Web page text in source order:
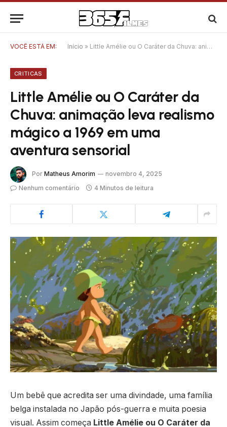
VOCÊ ESTÁ EM: Início » Little Amélie ou O Caráter da Chuva: animação leva realismo mágico a 1969 em uma aventura sensorial
CRITICAS
Little Amélie ou O Caráter da
Chuva: animação leva realismo
mágico a 1969 em uma
aventura sensorial
Por Matheus Amorim
novembro 4, 2025
Nenhum comentário
4 Minutos de leitura
Um bebê que acredita ser uma divindade, uma família
belga instalada no Japão pós-guerra e muita poesia
visual. Assim começa Little Amélie ou O Caráter da